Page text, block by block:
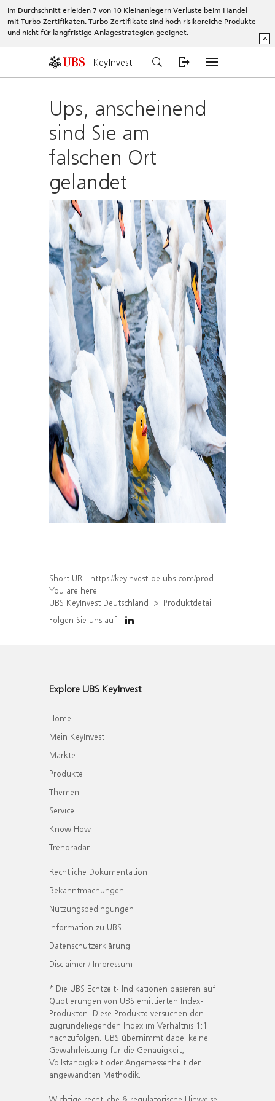
Im Durchschnitt erleiden 7 von 10 Kleinanlegern Verluste beim Handel
mit Turbo-Zertifikaten. Turbo-Zertifikate sind hoch risikoreiche Produkte
und nicht für langfristige Anlagestrategien geeignet.
^
KeyInvest
Ups, anscheinend
sind Sie am
falschen Ort
gelandet
Short URL: https://keyinvest-de.ubs.com/produkt/detail/index/isin/DE000WA6J7S0
You are here:
UBS KeyInvest Deutschland
Produktdetail
Folgen Sie uns auf
Explore UBS KeyInvest
Home
Mein KeyInvest
Märkte
Produkte
Themen
Service
Know How
Trendradar
Rechtliche Dokumentation
Bekanntmachungen
Nutzungsbedingungen
Information zu UBS
Datenschutzerklärung
Disclaimer / Impressum
* Die UBS Echtzeit- Indikationen basieren auf
Quotierungen von UBS emittierten Index-
Produkten. Diese Produkte versuchen den
zugrundeliegenden Index im Verhältnis 1:1
nachzufolgen. UBS übernimmt dabei keine
Gewährleistung für die Genauigkeit,
Vollständigkeit oder Angemessenheit der
angewandten Methodik.